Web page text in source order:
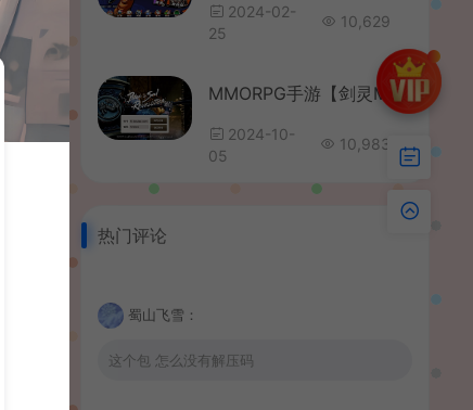
2024-02-
25
10,629
MMORPG手游【剑灵M革命八职业完整版】最新整理Win系半手工服务端+GM授权后台+安卓+详细搭建教程+视频教程
2024-10-
05
10,983
热门评论
蜀山飞雪：
这个包 怎么没有解压码